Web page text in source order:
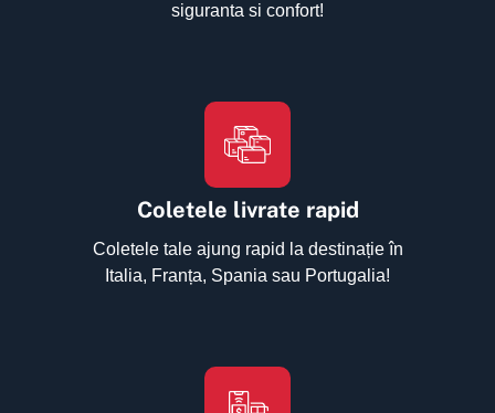
siguranta si confort!
Coletele livrate rapid
Coletele tale ajung rapid la destinație în
Italia, Franța, Spania sau Portugalia!